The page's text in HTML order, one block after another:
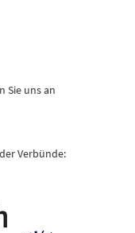
Sie uns an
Verbünde: